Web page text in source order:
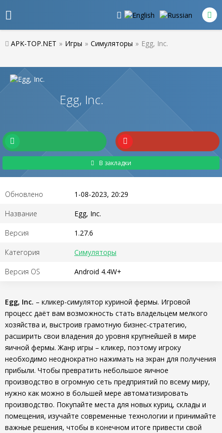
APK-TOP.NET » Игры » Симуляторы » Egg, Inc.
Egg, Inc.
В закладки
Обновлено 1-08-2023, 20:29
Название Egg, Inc.
Версия 1.27.6
Категория Симуляторы
Версия OS Android 4.4W+
Egg, Inc. – кликер-симулятор куриной фермы. Игровой
процесс даёт вам возможность стать владельцем мелкого
хозяйства и, выстроив грамотную бизнес-стратегию,
расширить свои владения до уровня крупнейшей в мире
яичной фермы. Жанр игры – кликер, поэтому игроку
необходимо неоднократно нажимать на экран для получения
прибыли. Чтобы превратить небольшое яичное
производство в огромную сеть предприятий по всему миру,
нужно как можно в большей мере автоматизировать
производство. Покупайте места для новых куриц, склады и
помещения, изучайте современные технологии и принимайте
важные решения, чтобы в конечном итоге привести свой